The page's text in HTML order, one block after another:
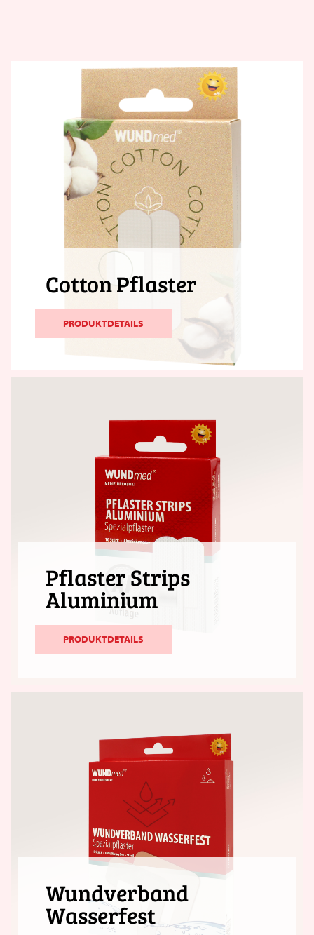
Cotton Pflaster
PRODUKTDETAILS
Pflaster Strips
Aluminium
PRODUKTDETAILS
Wundverband
Wasserfest